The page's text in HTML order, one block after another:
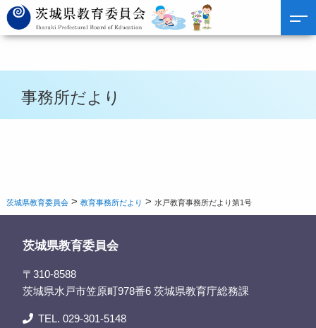
事務所だより
茨城県教育委員会 >教育事務所だより >水戸教育事務所だより第1号
茨城県教育委員会
〒310-8588
茨城県水戸市笠原町978番6 茨城県教育庁総務課
TEL. 029-301-5148